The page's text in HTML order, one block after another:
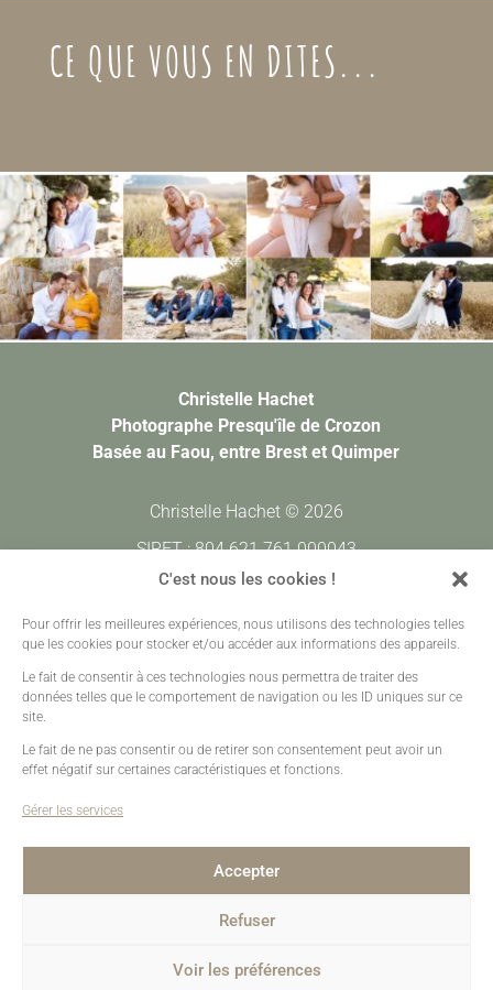
C'est nous les cookies !
Pour offrir les meilleures expériences, nous utilisons des technologies telles
que les cookies pour stocker et/ou accéder aux informations des appareils.
Le fait de consentir à ces technologies nous permettra de traiter des
données telles que le comportement de navigation ou les ID uniques sur ce
site.
Le fait de ne pas consentir ou de retirer son consentement peut avoir un
effet négatif sur certaines caractéristiques et fonctions.
Gérer les services
Accepter
Refuser
Voir les préférences
CE QUE VOUS EN DITES...
Christelle Hachet
Photographe Presqu'île de Crozon
Basée au Faou, entre Brest et Quimper
Christelle Hachet © 2026
SIRET : 804 621 761 000043
CODE APE : 7420Z
Prestations •Galeries Clients •
Contact